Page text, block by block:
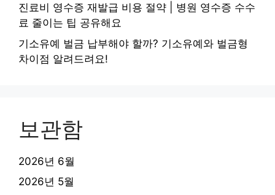
진료비 영수증 재발급 비용 절약 | 병원 영수증 수수
료 줄이는 팁 공유해요
기소유예 벌금 납부해야 할까? 기소유예와 벌금형
차이점 알려드려요!
보관함
2026년 6월
2026년 5월